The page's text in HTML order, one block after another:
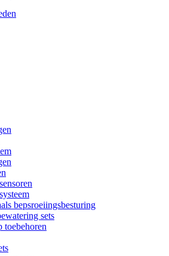
bepsroeiingsbesturing
sets
toebehoren